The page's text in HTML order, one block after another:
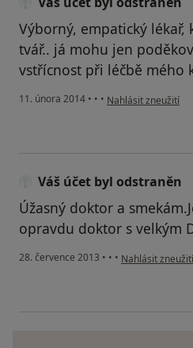
Výborný, empatický
tvář.. já mohu jen
vstřícnost při léčbě mého
11. února 2014 • • • podle názoru
Nahlásit zneužití
Váš účet byl odstraněn
Úžasný doktor a
opravdu doktor s velkým
28. července 2013 • • • podle názoru
Nahlásit zneužití